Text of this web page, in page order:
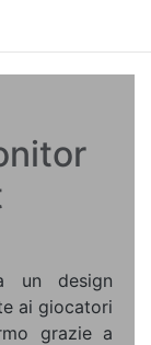
un design
ai giocatori
grazie a